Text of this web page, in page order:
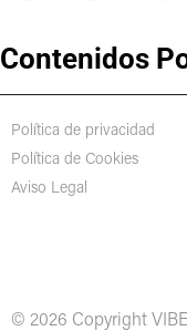
Contenidos
Política de privacidad
Política de Cookies
Aviso Legal
© 2026 Copyright VIBE